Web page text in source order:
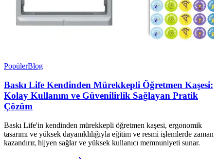
PopülerBlog
Baskı Life Kendinden Mürekkepli Öğretmen Kaşesi:
Kolay Kullanım ve Güvenilirlik Sağlayan Pratik
Çözüm
Baskı Life'in kendinden mürekkepli öğretmen kaşesi, ergonomik
tasarımı ve yüksek dayanıklılığıyla eğitim ve resmi işlemlerde zaman
kazandırır, hijyen sağlar ve yüksek kullanıcı memnuniyeti sunar.